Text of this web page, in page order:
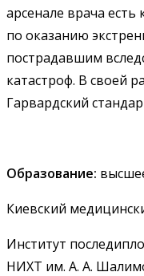
арсенале врача
по оказанию
пострадавшим
катастроф. В своей
Гарвардский
Образование:
Киевский
Институт
НИХТ им. А. А.